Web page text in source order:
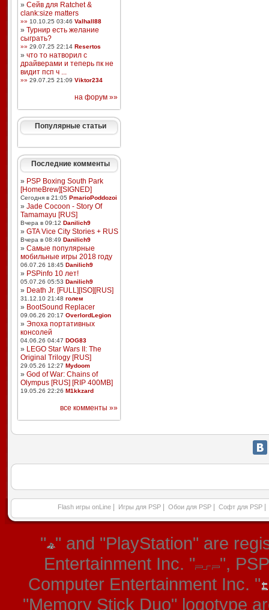
» Сейв для Ratchet &
clank:size matters
»» 10.10.25 03:46 Valhall88
» Турнир есть желание
сыграть?
»» 29.07.25 22:14 Resertos
» что то натворил с
драйверами и теперь пк не
видит псп ч ...
»» 29.07.25 21:09 Viktor234
на форум »»
Популярные статьи
Последние комменты
» PSP Boxing South Park
[HomeBrew][SIGNED]
Сегодня в 21:05 PmarioPoddozoi
» Jade Cocoon - Story Of
Tamamayu [RUS]
Вчера в 09:12 Danilich9
» GTA Vice City Stories + RUS
Вчера в 08:49 Danilich9
» Самые популярные
мобильные игры 2018 году
06.07.26 18:45 Danilich9
» PSPinfo 10 лет!
05.07.26 05:53 Danilich9
» Death Jr. [FULL][ISO][RUS]
31.12.10 21:48 голем
» BootSound Replacer
09.06.26 20:17 OverlordLegion
» Эпоха портативных
консолей
04.06.26 04:47 DOG83
» LEGO Star Wars II: The
Original Trilogy [RUS]
29.05.26 12:27 Mydoom
» God of War: Chains of
Olympus [RUS] [RIP 400MB]
19.05.26 22:26 M1kkzard
все комменты »»
Flash игры onLine Игры для PSP Обои для PSP Софт для PSP
" " and "PlayStation" are
Entertainment Inc. "
",
Computer Entertainment Inc. "
"Memory Stick Duo" logotype